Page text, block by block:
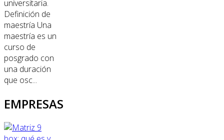
universitaria.
Definición de
maestría Una
maestría es un
curso de
posgrado con
una duración
que osc...
EMPRESAS